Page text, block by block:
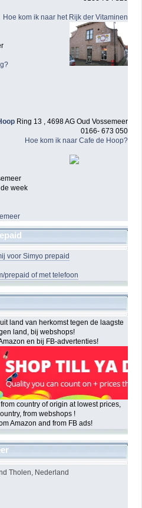
Hoe kom ik naar het Rijk der Vitaminen
Ring 13 , 4698 AG Oud Vossemeer
0166- 673 050
Hoe kom ik naar Cafe de Hoop?
week
voor Simyo prepaid
prepaid of met telefoon
land van herkomst tegen de laagste
land, bij webshops!
en bij FB-advertenties!
country of origin at lowest prices,
from webshops !
Amazon and from FB ads!
Tholen, Nederland